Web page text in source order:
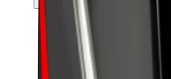
Sjåfører
Sjåførinntekter
Leveringsbud